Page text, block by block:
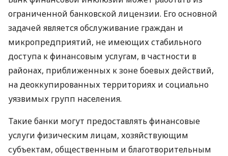
ограниченной банковской лицензии. Его основной
задачей является обслуживание граждан и
микропредприятий, не имеющих стабильного
доступа к финансовым услугам, в частности в
районах, приближенных к зоне боевых действий,
на деоккупированных территориях и социально
уязвимых групп населения.
Такие банки могут предоставлять финансовые
услуги физическим лицам, хозяйствующим
субъектам, общественным и благотворительным